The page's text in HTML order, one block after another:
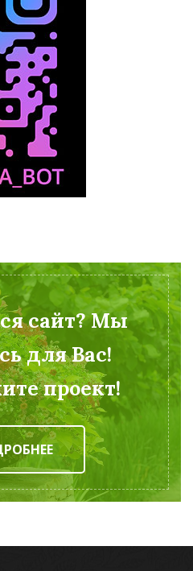
сайт? Мы
для Вас!
проект!